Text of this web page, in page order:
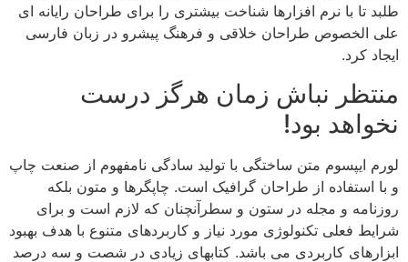
طلبد تا با نرم افزارها شناخت بیشتری را برای طراحان رایانه ای
علی الخصوص طراحان خلاقی و فرهنگ پیشرو در زبان فارسی
ایجاد کرد.
منتظر نباش زمان هرگز درست
نخواهد بود!
لورم ایپسوم متن ساختگی با تولید سادگی نامفهوم از صنعت چاپ
و با استفاده از طراحان گرافیک است. چاپگرها و متون بلکه
روزنامه و مجله در ستون و سطرآنچنان که لازم است و برای
شرایط فعلی تکنولوژی مورد نیاز و کاربردهای متنوع با هدف بهبود
ابزارهای کاربردی می باشد. کتابهای زیادی در شصت و سه درصد